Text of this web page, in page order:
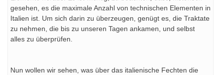
gesehen, es die maximale Anzahl von technischen Elementen in
Italien ist. Um sich darin zu überzeugen, genügt es, die Traktate
zu nehmen, die bis zu unseren Tagen ankamen, und selbst
alles zu überprüfen.
Nun wollen wir sehen, was über das italienische Fechten die